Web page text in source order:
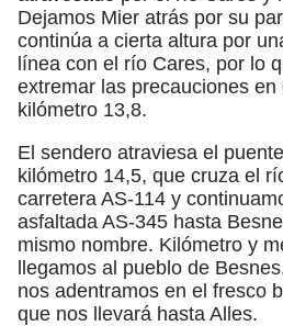
Dejamos Mier atrás por su
continúa a cierta altura por
línea con el río Cares, por lo
extremar las precauciones
kilómetro 13,8.
El sendero atraviesa el
kilómetro 14,5, que cruza el
carretera AS-114 y
asfaltada AS-345 hasta
mismo nombre. Kilómetro y
llegamos al pueblo de
nos adentramos en el fresco
que nos llevará hasta Alles.